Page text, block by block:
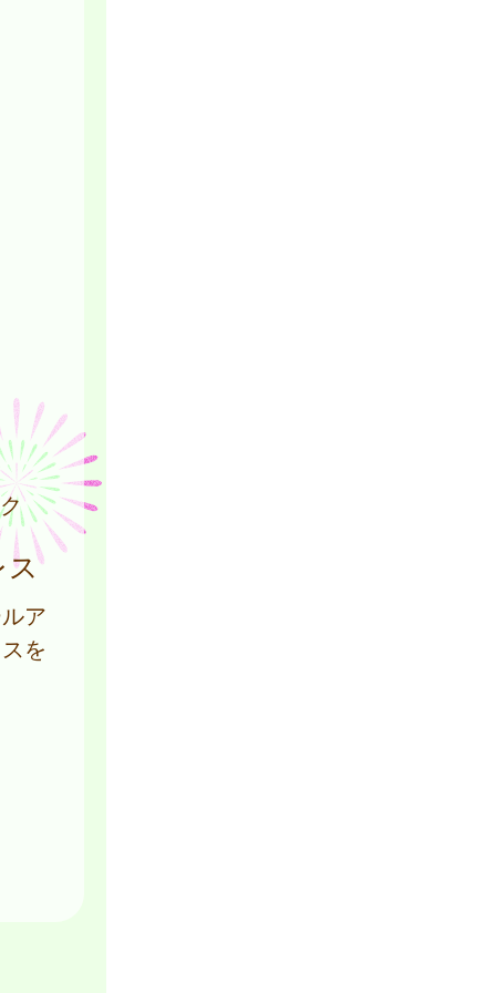
ス
ア
を